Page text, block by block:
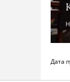
Дата